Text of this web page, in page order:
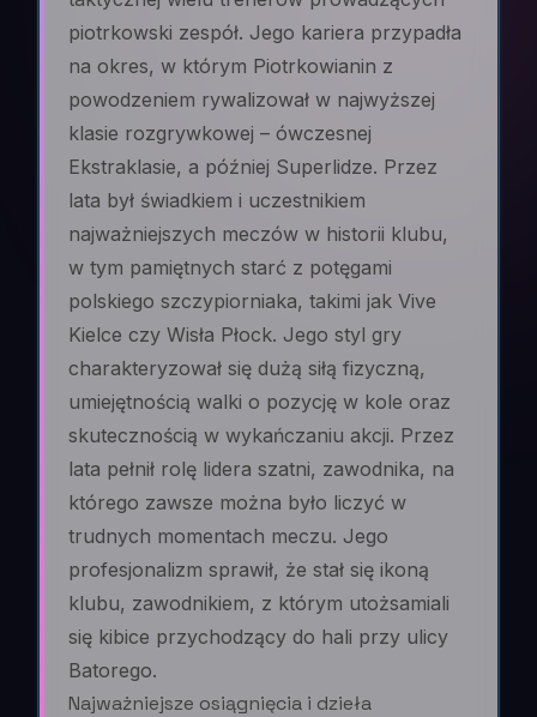
piotrkowski zespół. Jego kariera przypadła
na okres, w którym Piotrkowianin z
powodzeniem rywalizował w najwyższej
klasie rozgrywkowej – ówczesnej
Ekstraklasie, a później Superlidze. Przez
lata był świadkiem i uczestnikiem
najważniejszych meczów w historii klubu,
w tym pamiętnych starć z potęgami
polskiego szczypiorniaka, takimi jak Vive
Kielce czy Wisła Płock. Jego styl gry
charakteryzował się dużą siłą fizyczną,
umiejętnością walki o pozycję w kole oraz
skutecznością w wykańczaniu akcji. Przez
lata pełnił rolę lidera szatni, zawodnika, na
którego zawsze można było liczyć w
trudnych momentach meczu. Jego
profesjonalizm sprawił, że stał się ikoną
klubu, zawodnikiem, z którym utożsamiali
się kibice przychodzący do hali przy ulicy
Batorego.
Najważniejsze osiągnięcia i dzieła